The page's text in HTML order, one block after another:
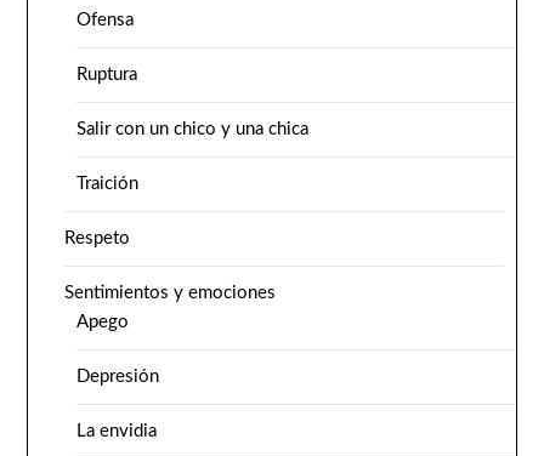
Ofensa
Ruptura
Salir con un chico y una chica
Traición
Respeto
Sentimientos y emociones
Apego
Depresión
La envidia